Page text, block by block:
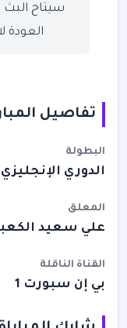
سيتاح البث
العودة
تفاصيل
البطولة
الدوري
المعلق
علي سعيد
القناة الناقلة
بي إن سبورت 1